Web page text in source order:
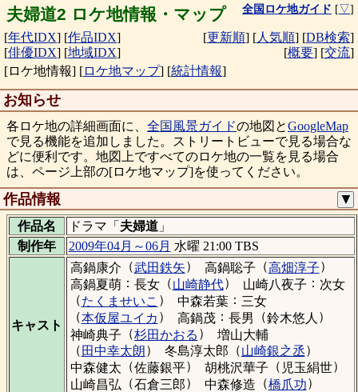
夫婦道2 ロケ地情報・マップ 全国ロケ地ガイド [▽]
[年代IDX] [作品IDX]
[俳優IDX] [地域IDX]
[更新順] [人気順] [DB検索]
[概要] [交流]
[ロケ地情報] [ロケ地マップ] [統計情報]
お知らせ
各ロケ地の詳細画面に、 全国風景ガイドの地図とGoogleMap
で見る機能を追加しました。ストリートビューで見る場合な
どに便利です。地図上ですべてのロケ地の一覧を見る場合
は、ページ上部の[ロケ地マップ]を使ってください。
作品情報 ▼
作品名 ドラマ「 夫婦道」
制作年
2009年04月～06月 水曜 21:00 TBS
キャスト
高鍋康介 （武田鉄矢） 高鍋聡子 （高畑淳子）
高鍋夏萌： 長女（山崎静代） 山崎八夜子 ： 次女
（たくませいこ ） 中森若葉： 三女
（本仮屋ユイカ ） 高鍋茂： 長男 （鈴木悠人 ）
神崎典子 （杉田かおる ）
増山大輔
（ 田中幸太朗） 冬島淳太郎 （山崎銀之丞）
中森健太 （佐藤銀平） 胡桃沢華子 （ 児玉絹世）
山崎昌弘 （石倉三郎） 中森修造 （橋爪功）